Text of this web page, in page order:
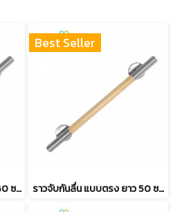
ราวจับกันลื่น แบบตรง ยาว 60 ซม. สแตนเลสผสมไม้บีช รุ่น BHW-010
Best Seller
ราวจับกันลื่น แบบตรง ยาว 50 ซม. สแตนเลสผสมไม้บีช รุ่น BHW-008